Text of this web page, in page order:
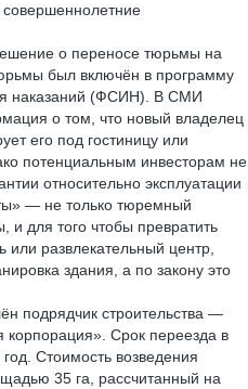
совершеннолетние
о переносе тюрьмы на
был включён в программу
наказаний (ФСИН). В СМИ
о том, что новый владелец
его под гостиницу или
потенциальным инвесторам не
относительно эксплуатации
— не только тюремный
и для того чтобы превратить
развлекательный центр,
здания, а по закону это
подрядчик строительства —
Срок переезда в
Стоимость возведения
35 га, рассчитанный на